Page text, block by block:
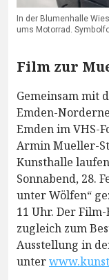
In der Blumenhalle
ums Motorrad.
Film zur
Gemeinsam mit
Emden-
Emden im VHS-
Armin Mueller-
Kunsthalle
Sonnabend, 28.
unter Wölfen“
11 Uhr. Der
zugleich zum
Ausstellung in
unter